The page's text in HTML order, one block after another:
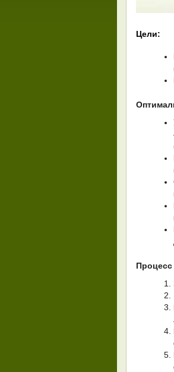
Цели:
Процесс